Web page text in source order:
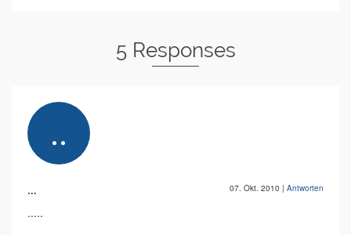
5 Responses
... 07. Okt. 2010 | Antworten
.....